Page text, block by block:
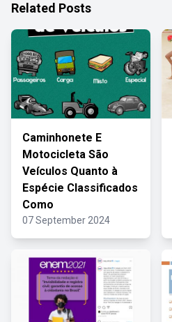
Related Posts
Caminhonete E
Motocicleta São
Veículos Quanto à
Espécie Classificados
Como
07 September 2024